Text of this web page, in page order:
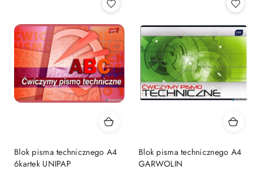
Blok pisma technicznego A4
6kartek UNIPAP
Blok pisma technicznego A4
GARWOLIN